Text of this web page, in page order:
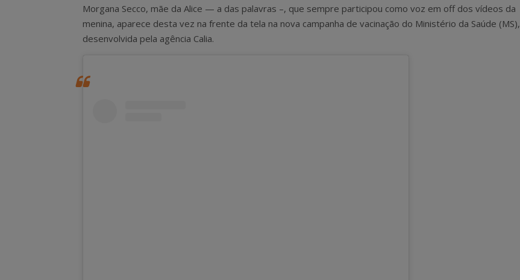
Morgana Secco, mãe da Alice — a das palavras –, que sempre participou como voz em off dos vídeos da
menina, aparece desta vez na frente da tela na nova campanha de vacinação do Ministério da Saúde (MS),
desenvolvida pela agência Calia.